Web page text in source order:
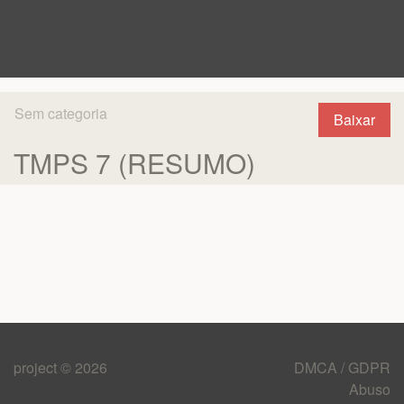
Baixar
Sem categoria
TMPS 7 (RESUMO)
project © 2026
DMCA / GDPR
Abuso